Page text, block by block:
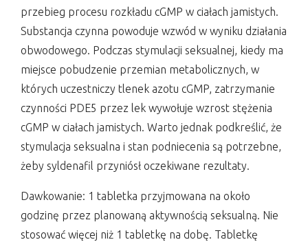
przebieg procesu rozkładu cGMP w ciałach jamistych.
Substancja czynna powoduje wzwód w wyniku działania
obwodowego. Podczas stymulacji seksualnej, kiedy ma
miejsce pobudzenie przemian metabolicznych, w
których uczestniczy tlenek azotu cGMP, zatrzymanie
czynności PDE5 przez lek wywołuje wzrost stężenia
cGMP w ciałach jamistych. Warto jednak podkreślić, że
stymulacja seksualna i stan podniecenia są potrzebne,
żeby syldenafil przyniósł oczekiwane rezultaty.
Dawkowanie: 1 tabletka przyjmowana na około
godzinę przez planowaną aktywnością seksualną. Nie
stosować więcej niż 1 tabletkę na dobę. Tabletkę